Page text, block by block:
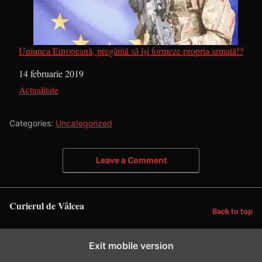
Uniunea Europeană, pregătită să își formeze propria armată!?
Dată
14 februarie 2019
În legătură cu
Actualitate
Categories: Uncategorized
Leave a Comment
Curierul de Vâlcea Back to top
Exit mobile version